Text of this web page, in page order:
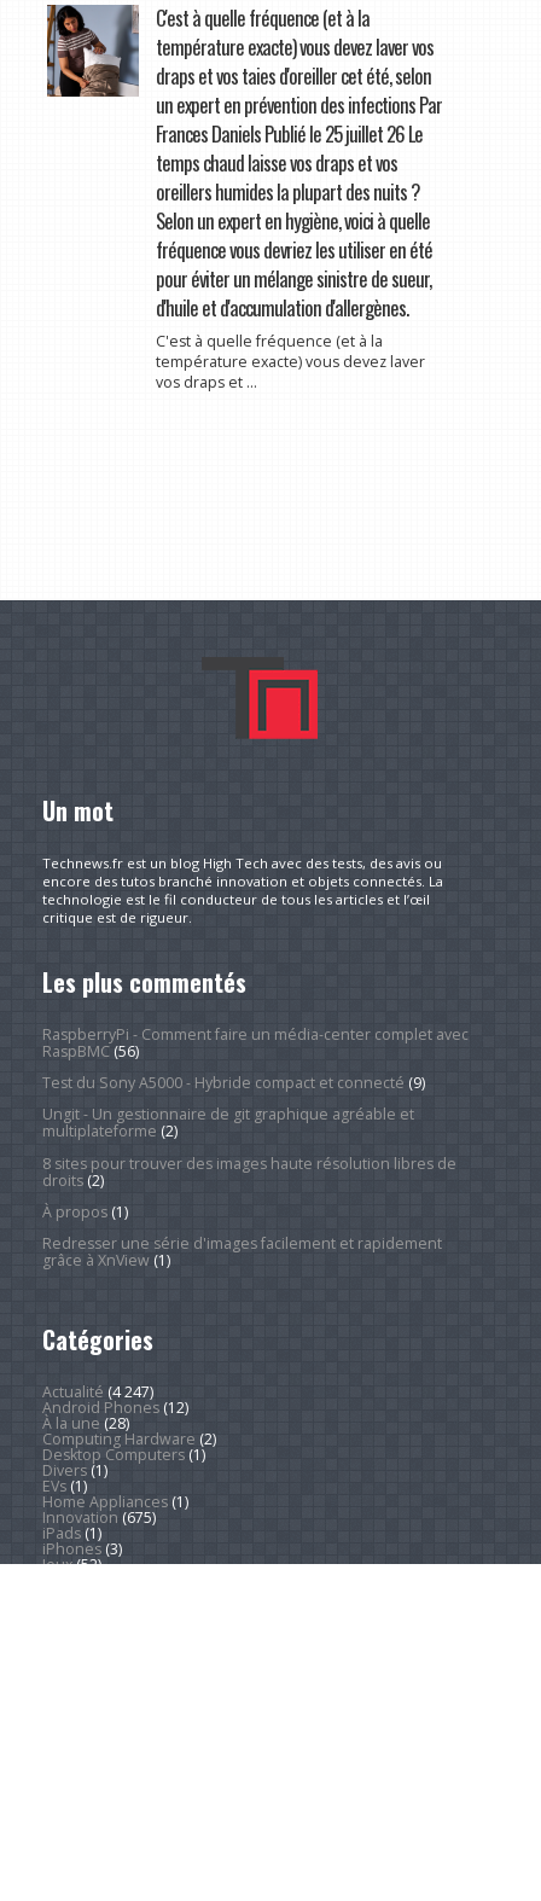
C'est à quelle fréquence (et à la
température exacte) vous devez laver vos
draps et vos taies d'oreiller cet été, selon
un expert en prévention des infections Par
Frances Daniels Publié le 25 juillet 26 Le
temps chaud laisse vos draps et vos
oreillers humides la plupart des nuits ?
Selon un expert en hygiène, voici à quelle
fréquence vous devriez les utiliser en été
pour éviter un mélange sinistre de sueur,
d'huile et d'accumulation d'allergènes.
C'est à quelle fréquence (et à la
température exacte) vous devez laver
vos draps et ...
Un mot
Technews.fr est un blog High Tech avec des tests, des avis ou
encore des tutos branché innovation et objets connectés. La
technologie est le fil conducteur de tous les articles et l’œil
critique est de rigueur.
Les plus commentés
RaspberryPi - Comment faire un média-center complet avec
RaspBMC(56)
Test du Sony A5000 - Hybride compact et connecté (9)
Ungit - Un gestionnaire de git graphique agréable et
multiplateforme (2)
8 sites pour trouver des images haute résolution libres de
droits(2)
À propos(1)
Redresser une série d'images facilement et rapidement
grâce à XnView(1)
Catégories
Actualité (4 247)
Android Phones(12)
À la une (28)
Computing Hardware (2)
Desktop Computers(1)
Divers(1)
EVs(1)
Home Appliances(1)
Innovation (675)
iPads(1)
iPhones(3)
Jeux(52)